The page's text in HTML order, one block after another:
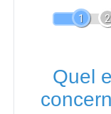
1 2
Quel